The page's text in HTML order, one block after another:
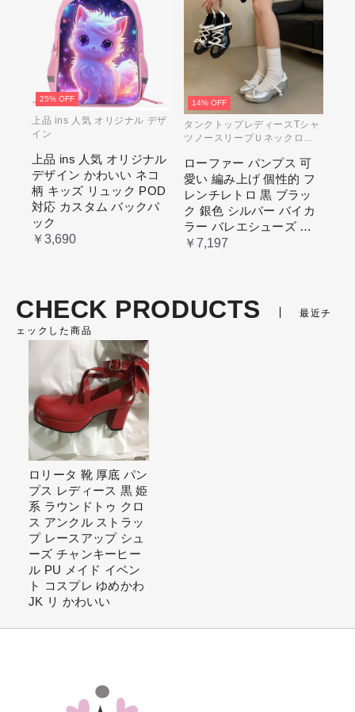
25% OFF
上品 ins 人気 オリジナル デザ
イン
上品 ins 人気 オリジナル
デザイン かわいい ネコ
柄 キッズ リュック POD
対応 カスタム バックパ
ック
￥3,690
14% OFF
タンクトップレディースTシャ
ツノースリーブＵネックロゴ
ローファー パンプス 可
愛い 編み上げ 個性的 フ
レンチレトロ 黒 ブラッ
ク 銀色 シルバー バイカ
ラー バレエシューズ 変
形ヒール 3.5cm ガーリー
￥7,197
CHECK PRODUCTS
最近チ
ェックした商品
ロリータ 靴 厚底 パン
プス レディース 黒 姫
系 ラウンドトゥ クロ
ス アンクル ストラッ
プ レースアップ シュ
ーズ チャンキーヒー
ル PU メイド イベン
ト コスプレ ゆめかわ
JK リ かわいい